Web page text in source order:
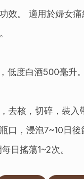
效。 適用於婦女
低度白酒500毫升。
去核，切碎，裝入
口，浸泡7~10日
日搖蕩1~2次。